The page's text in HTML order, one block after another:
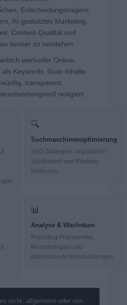
Entscheidungsträgern
KI-gestütztes Marketing,
Content-Qualität und
besser zu verstehen.
wertvoller Online-
Keywords. Gute Inhalte
transparent,
redigiert.
🔍
Suchmaschinenoptimierung
SEO-Strategien, organische
Sichtbarkeit und Ranking-
Methoden.
📊
Analyse & Wachstum
Reporting-Frameworks,
Messstrategien und
datenbasierte Entscheidungen.
nicht, allgemeine oder rein